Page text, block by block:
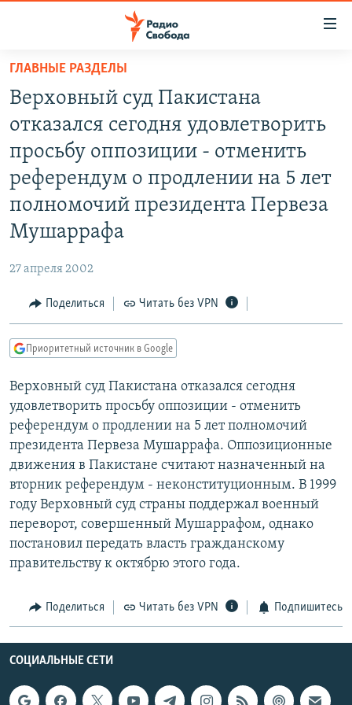
упрощенного
доступа
основному
содержанию
Вернутся
главной
Вернутся
поиску
ПОДКАСТЫ
АВТОРСКИЕ ПРОЕКТЫ
ЦИТАТЫ СВОБОДЫ
МНЕНИЯ
КУЛЬТУРА
СЕВЕР.РЕАЛИИ
СИБИРЬ.РЕАЛИИ
ПОДПИШИТЕСЬ НА РАССЫЛКУ
СОЦИАЛЬНЫЕ СЕТИ
Все сайты РСЕ/РС
ГЛАВНЫЕ РАЗДЕЛЫ
Верховный суд Пакистана
отказался сегодня удовлетворить
просьбу оппозиции - отменить
референдум о продлении на 5 лет
полномочий президента Первеза
Мушаррафа
27 апреля 2002
Поделиться Читать без VPN
Приоритетный источник в Google
Верховный суд Пакистана отказался сегодня
удовлетворить просьбу оппозиции - отменить
референдум о продлении на 5 лет полномочий
президента Первеза Мушаррафа. Оппозиционные
движения в Пакистане считают назначенный на
вторник референдум - неконституционным. В 1999
году Верховный суд страны поддержал военный
переворот, совершенный Мушаррафом, однако
постановил передать власть гражданскому
правительству к октябрю этого года.
Поделиться Читать без VPN Подпишитесь
СОЦИАЛЬНЫЕ СЕТИ